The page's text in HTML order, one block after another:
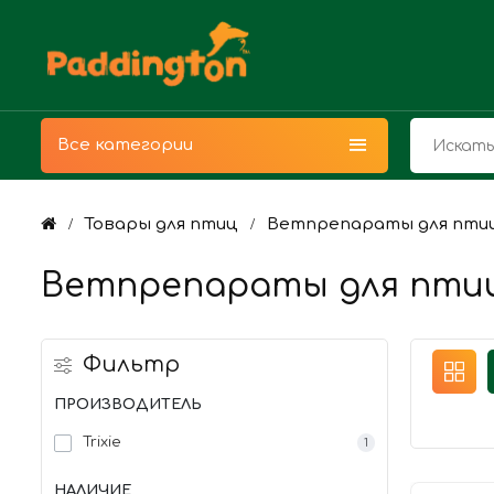
Все категории
Товары для птиц Ветпрепараты для
Ветпрепараты для
Фильтр
ПРОИЗВОДИТЕЛЬ
Trixie 1
НАЛИЧИЕ